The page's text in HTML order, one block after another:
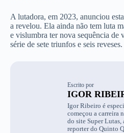
A lutadora, em 2023, anunciou
a revelou. Ela ainda não tem luta
e vislumbra ter nova sequência de
série de sete triunfos e seis reveses.
Escrito por
IGOR
Igor Ribeiro é
começou a carreira
do site Super Lutas,
reporter do Quinto